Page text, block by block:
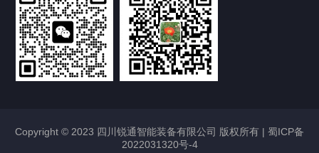
其他配套设备
2023/01/08 2226
Copyright © 2023 四川锐通智能装备有限公司 版权所有 | 蜀ICP备
2022031320号-4